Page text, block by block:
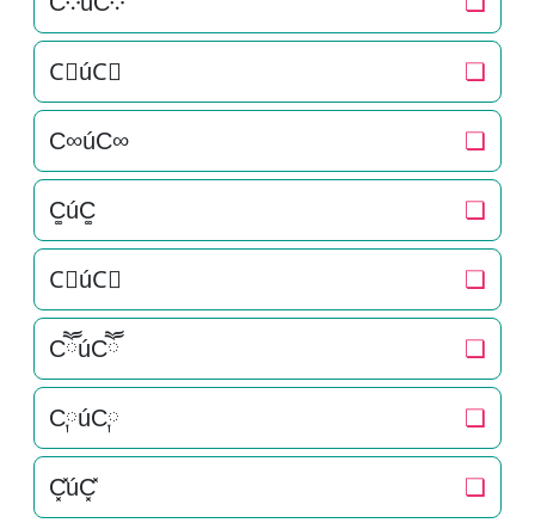
C⃕úC⃕ ❏
C∞úC∞ ❏
C͚úC͚ ❏
C⃒úC⃒ ❏
CཽúCཽ ❏
C༙úC༙ ❏
C͓̽úC͓̽ ❏